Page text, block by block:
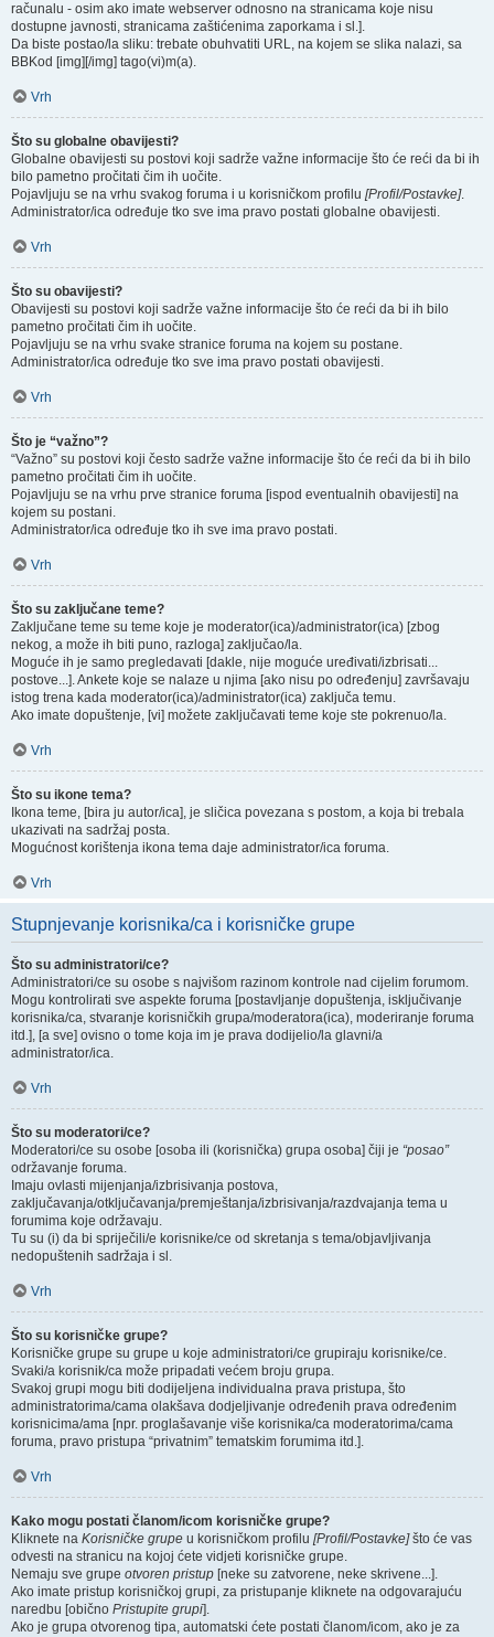
računalu - osim ako imate webserver odnosno na stranicama koje nisu
dostupne javnosti, stranicama zaštićenima zaporkama i sl.].
Da biste postao/la sliku: trebate obuhvatiti URL, na kojem se slika nalazi, sa
BBKod [img][/img] tago(vi)m(a).
Vrh
Što su globalne obavijesti?
Globalne obavijesti su postovi koji sadrže važne informacije što će reći da bi ih
bilo pametno pročitati čim ih uočite.
Pojavljuju se na vrhu svakog foruma i u korisničkom profilu [Profil/Postavke].
Administrator/ica određuje tko sve ima pravo postati globalne obavijesti.
Vrh
Što su obavijesti?
Obavijesti su postovi koji sadrže važne informacije što će reći da bi ih bilo
pametno pročitati čim ih uočite.
Pojavljuju se na vrhu svake stranice foruma na kojem su postane.
Administrator/ica određuje tko sve ima pravo postati obavijesti.
Vrh
Što je “važno”?
“Važno” su postovi koji često sadrže važne informacije što će reći da bi ih bilo
pametno pročitati čim ih uočite.
Pojavljuju se na vrhu prve stranice foruma [ispod eventualnih obavijesti] na
kojem su postani.
Administrator/ica određuje tko ih sve ima pravo postati.
Vrh
Što su zaključane teme?
Zaključane teme su teme koje je moderator(ica)/administrator(ica) [zbog
nekog, a može ih biti puno, razloga] zaključao/la.
Moguće ih je samo pregledavati [dakle, nije moguće uređivati/izbrisati...
postove...]. Ankete koje se nalaze u njima [ako nisu po određenju] završavaju
istog trena kada moderator(ica)/administrator(ica) zaključa temu.
Ako imate dopuštenje, [vi] možete zaključavati teme koje ste pokrenuo/la.
Vrh
Što su ikone tema?
Ikona teme, [bira ju autor/ica], je sličica povezana s postom, a koja bi trebala
ukazivati na sadržaj posta.
Mogućnost korištenja ikona tema daje administrator/ica foruma.
Vrh
Stupnjevanje korisnika/ca i korisničke grupe
Što su administratori/ce?
Administratori/ce su osobe s najvišom razinom kontrole nad cijelim forumom.
Mogu kontrolirati sve aspekte foruma [postavljanje dopuštenja, isključivanje
korisnika/ca, stvaranje korisničkih grupa/moderatora(ica), moderiranje foruma
itd.], [a sve] ovisno o tome koja im je prava dodijelio/la glavni/a
administrator/ica.
Vrh
Što su moderatori/ce?
Moderatori/ce su osobe [osoba ili (korisnička) grupa osoba] čiji je “posao”
održavanje foruma.
Imaju ovlasti mijenjanja/izbrisivanja postova,
zaključavanja/otključavanja/premještanja/izbrisivanja/razdvajanja tema u
forumima koje održavaju.
Tu su (i) da bi spriječili/e korisnike/ce od skretanja s tema/objavljivanja
nedopuštenih sadržaja i sl.
Vrh
Što su korisničke grupe?
Korisničke grupe su grupe u koje administratori/ce grupiraju korisnike/ce.
Svaki/a korisnik/ca može pripadati većem broju grupa.
Svakoj grupi mogu biti dodijeljena individualna prava pristupa, što
administratorima/cama olakšava dodjeljivanje određenih prava određenim
korisnicima/ama [npr. proglašavanje više korisnika/ca moderatorima/cama
foruma, pravo pristupa “privatnim” tematskim forumima itd.].
Vrh
Kako mogu postati članom/icom korisničke grupe?
Kliknete na Korisničke grupe u korisničkom profilu [Profil/Postavke]što će vas
odvesti na stranicu na kojoj ćete vidjeti korisničke grupe.
Nemaju sve grupe otvoren pristup [neke su zatvorene, neke skrivene...].
Ako imate pristup korisničkoj grupi, za pristupanje kliknete na odgovarajuću
naredbu [obično Pristupite grupi].
Ako je grupa otvorenog tipa, automatski ćete postati članom/icom, ako je za